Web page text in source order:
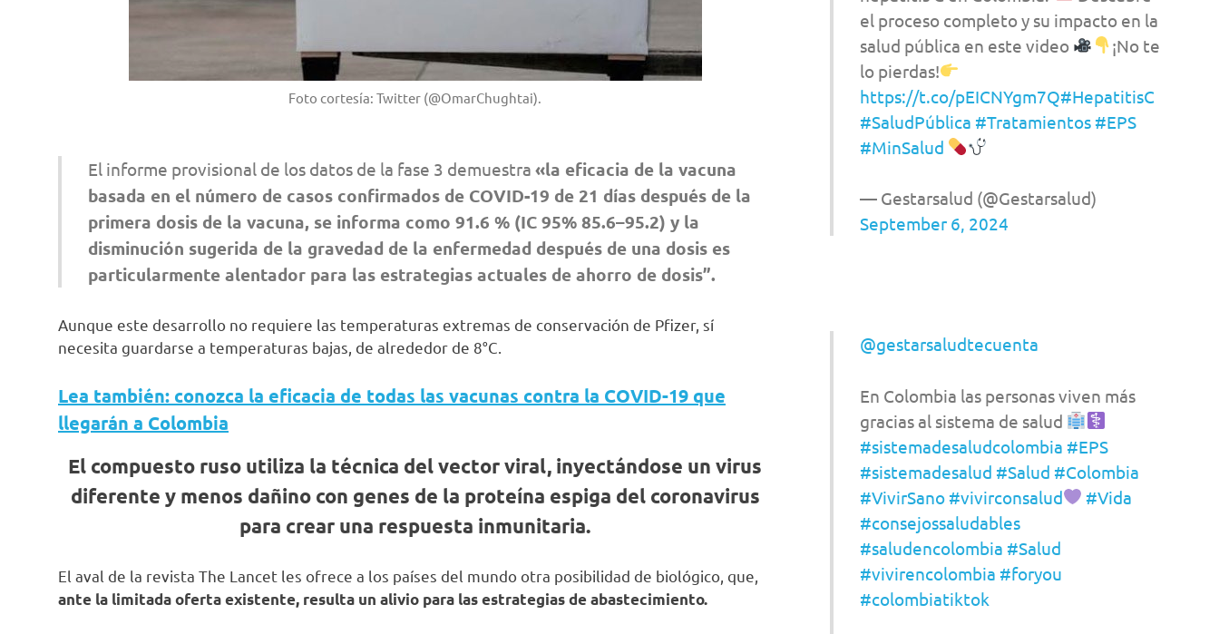
Foto cortesía: Twitter (@OmarChughtai).
El informe provisional de los datos de la fase 3 demuestra «la eficacia de la vacuna
basada en el número de casos confirmados de COVID-19 de 21 días después de la
primera dosis de la vacuna, se informa como 91.6 % (IC 95% 85.6–95.2) y la
disminución sugerida de la gravedad de la enfermedad después de una dosis es
particularmente alentador para las estrategias actuales de ahorro de dosis”.
Aunque este desarrollo no requiere las temperaturas extremas de conservación de Pfizer, sí
necesita guardarse a temperaturas bajas, de alrededor de 8°C.
Lea también: conozca la eficacia de todas las vacunas contra la COVID-19 que
llegarán a Colombia
El compuesto ruso utiliza la técnica del vector viral, inyectándose un virus
diferente y menos dañino con genes de la proteína espiga del coronavirus
para crear una respuesta inmunitaria.
El aval de la revista The Lancet les ofrece a los países del mundo otra posibilidad de biológico, que,
ante la limitada oferta existente, resulta un alivio para las estrategias de abastecimiento.
el proceso completo y su impacto en la
salud pública en este video
¡No te
lo pierdas!
https://t.co/pEICNYgm7Q#HepatitisC
#SaludPública #Tratamientos #EPS
#MinSalud
— Gestarsalud (@Gestarsalud)
September 6, 2024
@gestarsaludtecuenta
En Colombia las personas viven más
gracias al sistema de salud
#sistemadesaludcolombia #EPS
#sistemadesalud #Salud #Colombia
#VivirSano #vivirconsalud
#Vida
#consejossaludables
#saludencolombia #Salud
#vivirencolombia #foryou
#colombiatiktok